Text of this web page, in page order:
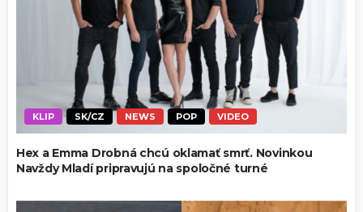
KLIP SK/CZ NEWS POP VIDEO
Hex a Emma Drobná chcú oklamať smrť. Novinkou
Navždy Mladí pripravujú na spoločné turné